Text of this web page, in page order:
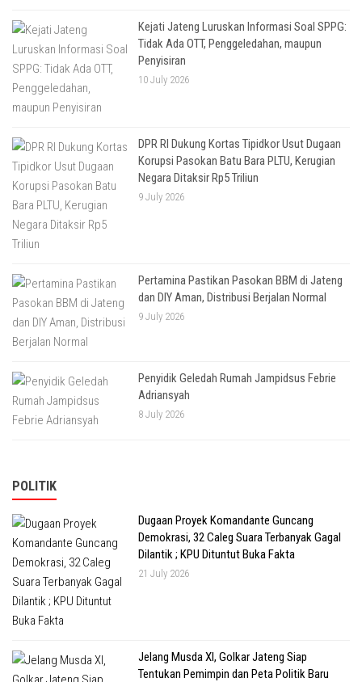
Kejati Jateng Luruskan Informasi Soal SPPG:
Tidak Ada OTT, Penggeledahan, maupun
Penyisiran
10 July 2026
DPR RI Dukung Kortas Tipidkor Usut Dugaan
Korupsi Pasokan Batu Bara PLTU, Kerugian
Negara Ditaksir Rp5 Triliun
9 July 2026
Pertamina Pastikan Pasokan BBM di Jateng
dan DIY Aman, Distribusi Berjalan Normal
9 July 2026
Penyidik Geledah Rumah Jampidsus Febrie
Adriansyah
8 July 2026
POLITIK
Dugaan Proyek Komandante Guncang
Demokrasi, 32 Caleg Suara Terbanyak Gagal
Dilantik ; KPU Dituntut Buka Fakta
21 July 2026
Jelang Musda XI, Golkar Jateng Siap
Tentukan Pemimpin dan Peta Politik Baru